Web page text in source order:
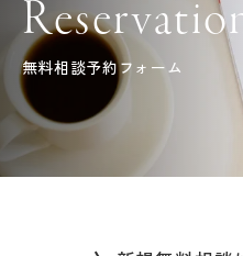
無料相談予約フォーム